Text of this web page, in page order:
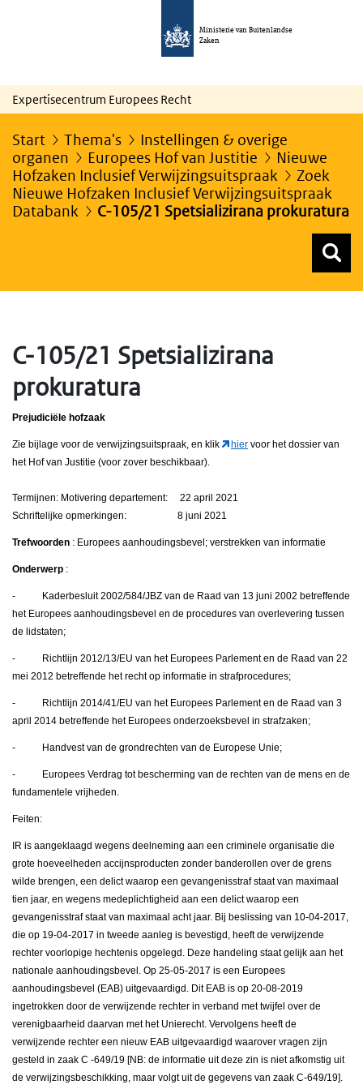
Ministerie van Buitenlandse
Zaken
Expertisecentrum Europees Recht
Start Thema's
Instellingen & overige
organen
Europees Hof van Justitie
Nieuwe
Hofzaken Inclusief Verwijzingsuitspraak
Zoek
Nieuwe Hofzaken Inclusief Verwijzingsuitspraak
Databank
C-105/21 Spetsializirana prokuratura
C-105/21 Spetsializirana
prokuratura
Prejudiciële hofzaak
Zie bijlage voor de verwijzingsuitspraak, en klik hier voor het dossier van
het Hof van Justitie (voor zover beschikbaar).
Termijnen: Motivering departement: 22 april 2021
Schriftelijke opmerkingen: 8 juni 2021
Trefwoorden : Europees aanhoudingsbevel; verstrekken van informatie
Onderwerp :
- Kaderbesluit 2002/584/JBZ van de Raad van 13 juni 2002 betreffende
het Europees aanhoudingsbevel en de procedures van overlevering tussen
de lidstaten;
- Richtlijn 2012/13/EU van het Europees Parlement en de Raad van 22
mei 2012 betreffende het recht op informatie in strafprocedures;
- Richtlijn 2014/41/EU van het Europees Parlement en de Raad van 3
april 2014 betreffende het Europees onderzoeksbevel in strafzaken;
- Handvest van de grondrechten van de Europese Unie;
- Europees Verdrag tot bescherming van de rechten van de mens en de
fundamentele vrijheden.
Feiten:
IR is aangeklaagd wegens deelneming aan een criminele organisatie die
grote hoeveelheden accijnsproducten zonder banderollen over de grens
wilde brengen, een delict waarop een gevangenisstraf staat van maximaal
tien jaar, en wegens medeplichtigheid aan een delict waarop een
gevangenisstraf staat van maximaal acht jaar. Bij beslissing van 10-04-2017,
die op 19-04-2017 in tweede aanleg is bevestigd, heeft de verwijzende
rechter voorlopige hechtenis opgelegd. Deze handeling staat gelijk aan het
nationale aanhoudingsbevel. Op 25-05-2017 is een Europees
aanhoudingsbevel (EAB) uitgevaardigd. Dit EAB is op 20-08-2019
ingetrokken door de verwijzende rechter in verband met twijfel over de
verenigbaarheid daarvan met het Unierecht. Vervolgens heeft de
verwijzende rechter een nieuw EAB uitgevaardigd waarover vragen zijn
gesteld in zaak С -649/19 [NB: de informatie uit deze zin is niet afkomstig uit
de verwijzingsbeschikking, maar volgt uit de gegevens van zaak C-649/19].